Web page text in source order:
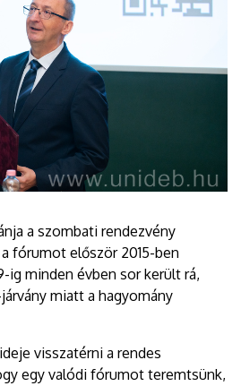
a szombati rendezvény
fórumot először 2015-ben
ig minden évben sor került rá,
miatt a hagyomány
visszatérni a rendes
egy valódi fórumot teremtsünk,